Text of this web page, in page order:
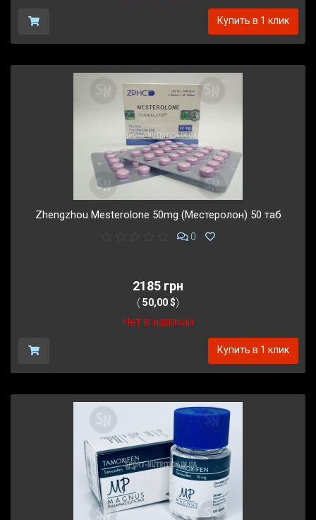
Купить в 1 клик
Zhengzhou Mesterolone 50mg (Местеролон) 50 таб
0
2185 грн
( 50,00 $)
Нет в наличии
Купить в 1 клик